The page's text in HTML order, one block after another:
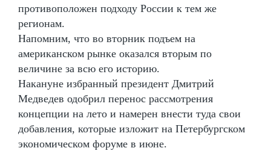
противоположен подходу России к тем же
регионам.
Напомним, что во вторник подъем на
американском рынке оказался вторым по
величине за всю его историю.
Накануне избранный президент Дмитрий
Медведев одобрил перенос рассмотрения
концепции на лето и намерен внести туда свои
добавления, которые изложит на Петербургском
экономическом форуме в июне.